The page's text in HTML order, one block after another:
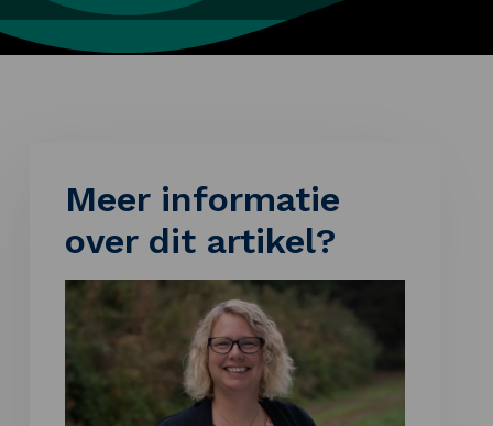
Meer informatie
over dit artikel?